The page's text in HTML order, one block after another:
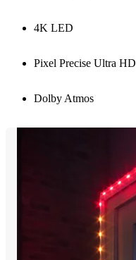
4K LED
Pixel Precise Ultra HD
Dolby Atmos